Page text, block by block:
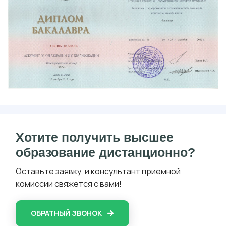
Хотите получить высшее
образование дистанционно?
Оставьте заявку, и консультант приемной
комиссии свяжется с вами!
ОБРАТНЫЙ ЗВОНОК